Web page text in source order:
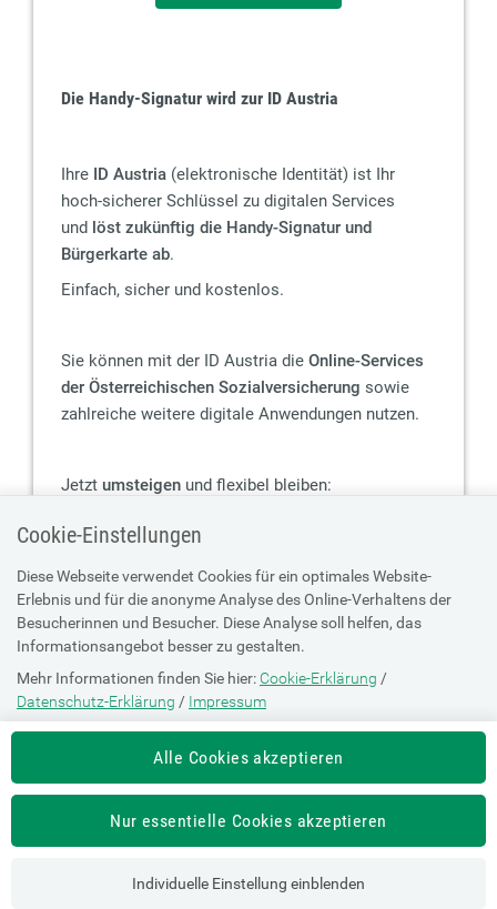
Die Handy-Signatur wird zur ID Austria
Ihre ID Austria (elektronische Identität) ist Ihr
hoch-sicherer Schlüssel zu digitalen Services
und löst zukünftig die Handy-Signatur und
Bürgerkarte ab.
Einfach, sicher und kostenlos.
Sie können mit der ID Austria dieOnline-Services
der Österreichischen Sozialversicherung sowie
zahlreiche weitere digitale Anwendungen nutzen.
Jetztumsteigen und flexibel bleiben:
Die Handy-Signatur wird zur ID Austria
Cookie-Einstellungen
Diese Webseite verwendet Cookies für ein optimales Website-
Erlebnis und für die anonyme Analyse des Online-Verhaltens der
Besucherinnen und Besucher. Diese Analyse soll helfen, das
Informationsangebot besser zu gestalten.
Mehr Informationen finden Sie hier: Cookie-Erklärung /
Datenschutz-Erklärung / Impressum
Die Einstellung können Sie jederzeit auf der Seite "Cookie-Erklärung"
Alle Cookies akzeptieren
Nur essentielle Cookies akzeptieren
Individuelle Einstellung einblenden